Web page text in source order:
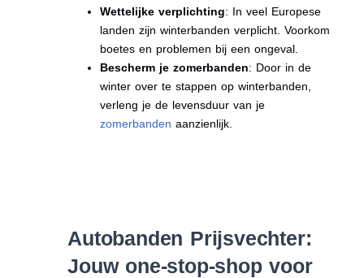
Wettelijke verplichting: In veel Europese
landen zijn winterbanden verplicht. Voorkom
boetes en problemen bij een ongeval.
Bescherm je zomerbanden: Door in de
winter over te stappen op winterbanden,
verleng je de levensduur van je
zomerbanden aanzienlijk.
Autobanden Prijsvechter:
Jouw one-stop-shop voor